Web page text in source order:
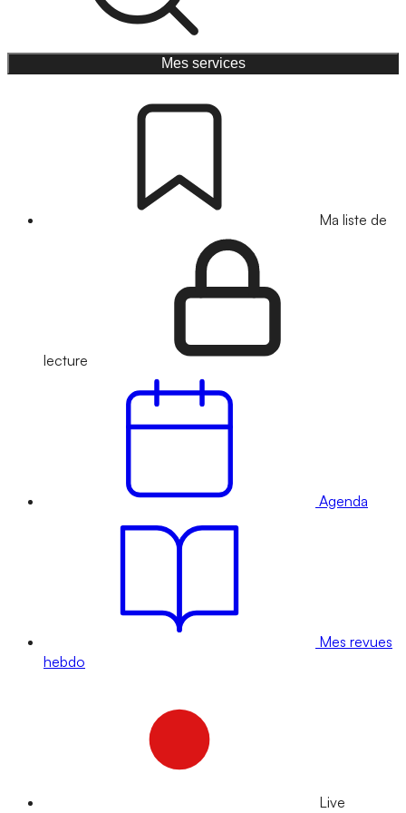
Mes services
Ma liste de
lecture
Agenda
Mes revues
hebdo
Live